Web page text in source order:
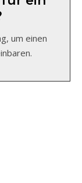
um einen